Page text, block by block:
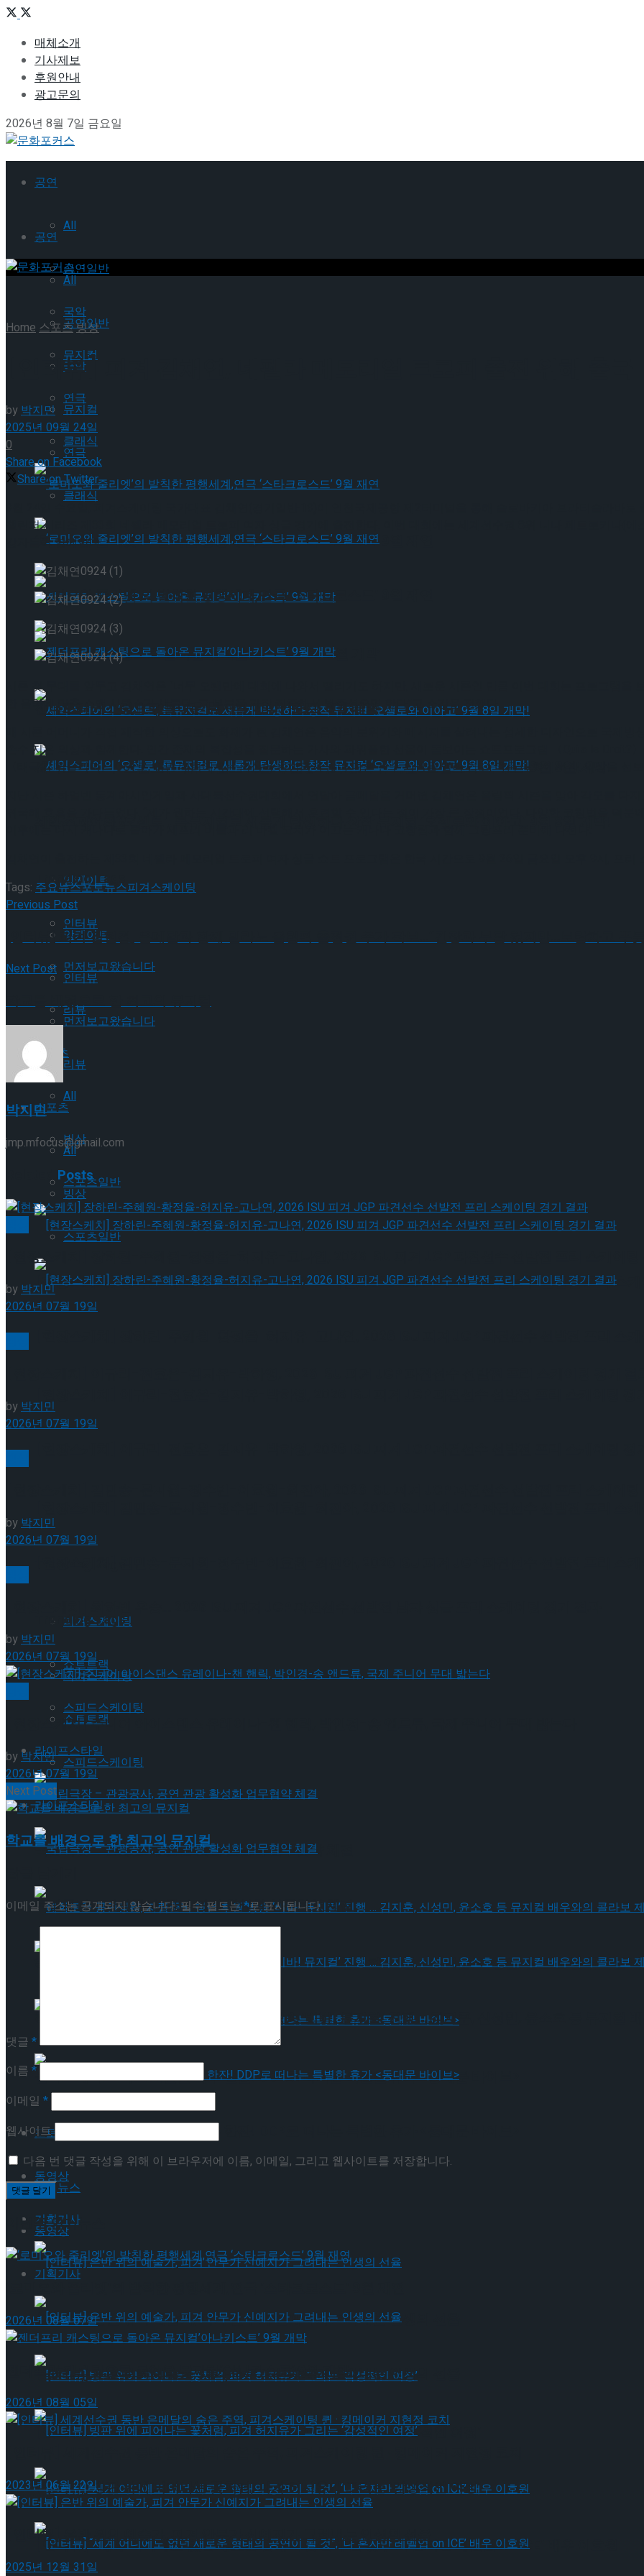
매체소개
기사제보
후원안내
광고문의
2026년 8월 7일 금요일
공연
All
공연일반
국악
뮤지컬
연극
클래식
‘로미오와 줄리엣’의 발칙한 평행세계,연극 ‘스타크로스드’ 9월 재연
젠더프리 캐스팅으로 돌아온 뮤지컬’아나키스트’ 9월 개막
셰익스피어의 ‘오셀로’, 록뮤지컬로 새롭게 탄생하다.창작 뮤지컬 ‘오셀로와 이아고’ 9월 8일 개막!
앙케이트
인터뷰
먼저보고왔습니다
리뷰
스포츠
All
빙상
스포츠일반
[현장스케치] 장하린-주혜원-황정율-허지유-고나연, 2026 ISU 피겨 JGP 파견선수 선발전 프리 스케
피겨스케이팅
쇼트트랙
스피드스케이팅
라이프스타일
국립극장 – 관광공사, 공연 관광 활성화 업무협약 체결
혜화로운 공연생활, 자립준비 청년 후원 방송 ‘비바! 뮤지컬’ 진행 … 김지훈, 신성민, 윤소호 등 뮤지컬
롤러스케이트 타고 시원한 맥주 한잔! DDP로 떠나는 특별한 휴가 <동대문 바이브>
포토뉴스
동영상
기획기사
[인터뷰] 은반 위의 예술가, 피겨 안무가 신예지가 그려내는 인생의 선율
[인터뷰] 빙판 위에 피어나는 꽃처럼, 피겨 허지유가 그리는 ‘감성적인 여정’
[인터뷰] “세계 어디에도 없던 새로운 형태의 공연이 될 것”, ‘나 혼자만 레벨업 on ICE’ 배우 이호원
공연
All
공연일반
국악
뮤지컬
연극
클래식
‘로미오와 줄리엣’의 발칙한 평행세계,연극 ‘스타크로스드’ 9월 재연
젠더프리 캐스팅으로 돌아온 뮤지컬’아나키스트’ 9월 개막
Trending Tags
앙케이트
인터뷰
먼저보고왔습니다
리뷰
스포츠
All
빙상
스포츠일반
Trending Tags
피겨스케이팅
쇼트트랙
스피드스케이팅
라이프스타일
국립극장 – 관광공사, 공연 관광 활성화 업무협약 체결
혜화로운 공연생활, 자립준비 청년 후원 방송 ‘비바! 뮤지컬’ 진행 … 김지훈, 신성민, 윤소호 등 뮤지컬
롤러스케이트 타고 시원한 맥주 한잔! DDP로 떠나는 특별한 휴가 <동대문 바이브>
포토뉴스
동영상
기획기사
[인터뷰] 은반 위의 예술가, 피겨 안무가 신예지가 그려내는 인생의 선율
[인터뷰] 빙판 위에 피어나는 꽃처럼, 피겨 허지유가 그리는 ‘감성적인 여정’
Home스포츠빙상
[인터뷰] 피겨 김채연, 네펠라 메모리얼 트로피 출전 위해 출국
by박지민
2025년 09월 24일
0
Share on Facebook
Share on Twitter
챌린저 시리즈 제33회 네펠라 메모리얼 트로피 여자 싱글 경기에 출전한다. 이번 대회에는 세계선수권 8위 니나 페트로키나(에
강자들이 함께한다.
시즌 첫 무대를 앞두고 김채연은 “너무 오랜만에 대회에 나와서 떨리기도 하지만, 새로운 시즌인 만큼 이번 대회는 프로그램을
한 음악에 맞춘 스텝 시퀀스가 새롭다. 그 부분을 가장 집중해서 봐주셨으면 한다”고 소감을 전했다.
손수 지은 의상과 함께한다. 인간 존재의 복잡성을 질문하는 가사와 파워풀한 선율이 돋보이는 쇼트프로그램 〈Qui a le Droit?
〈태극기 휘날리며〉 OST로, 이번 대회에서는 의상이 완성되지 않아 다른 선수 의상을 빌려 입고, 다음 대회에서 새 의상을 선보
Tags: 주요뉴스포토뉴스피겨스케이팅
Previous Post
[인터뷰] 피겨 김현겸, 은메달과 함께 밀라노 올림픽 출전권 추가 확보…“긴장과 부담 컸지만…보람차고 뿌듯
Next Post
학교를 배경으로 한 최고의 뮤지컬
박지민
jmp.mfocus@gmail.com
Related Posts
[현장스케치] 장하린-주혜원-황정율-허지유-고나연, 2026 ISU 피겨 JGP 파견선수 선발전 프리 스케이팅
by박지민
2026년 07월 19일
by 박지민
2026년 07월 19일
by박지민
2026년 07월 19일
by박지민
2026년 07월 19일
[현장스케치] 주니어 아이스댄스 유레이나-챈 핸릭, 박인경-송 앤드류, 국제 주니어 무대 밟는다
by박지민
2026년 07월 19일
Next Post
학교를 배경으로 한 최고의 뮤지컬
이메일 주소는 공개되지 않습니다. 필수 필드는*로 표시됩니다
댓글 *
이름 *
이메일 *
웹사이트
다음 번 댓글 작성을 위해 이 브라우저에 이름, 이메일, 그리고 웹사이트를 저장합니다.
이번주 인기뉴스
2026년 08월 07일
젠더프리 캐스팅으로 돌아온 뮤지컬’아나키스트’ 9월 개막
2026년 08월 05일
2023년 06월 22일
[인터뷰] 은반 위의 예술가, 피겨 안무가 신예지가 그려내는 인생의 선율
2025년 12월 31일